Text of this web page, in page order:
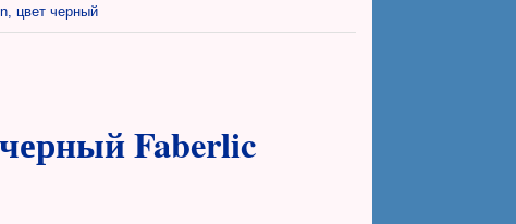
цвет черный
Faberlic